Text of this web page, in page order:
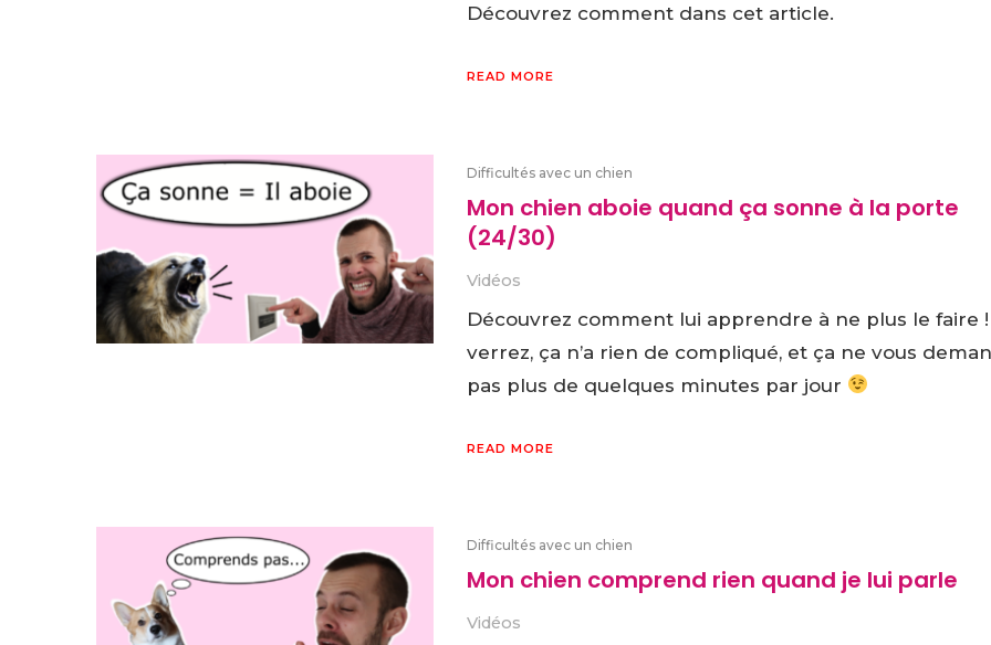
Découvrez comment dans cet article.
READ MORE
Difficultés avec un chien
Mon chien aboie quand ça sonne à la porte
(24/30)
Vidéos
Découvrez comment lui apprendre à ne plus le faire !
verrez, ça n’a rien de compliqué, et ça ne vous
pas plus de quelques minutes par jour
READ MORE
Difficultés avec un chien
Mon chien comprend rien quand je lui parle
Vidéos